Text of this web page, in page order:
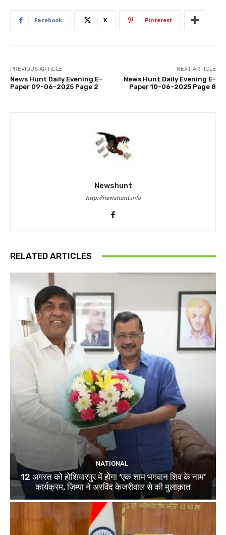
Facebook X Pinterest
PREVIOUS ARTICLE
News Hunt Daily Evening E-
Paper 09-06-2025 Page 2
NEXT ARTICLE
News Hunt Daily Evening E-
Paper 10-06-2025 Page 8
Newshunt
http://newshunt.info
RELATED ARTICLES
NATIONAL
12 अगस्त को होशियारपुर में होगा ‘एक शाम भगवान शिव के नाम’
कार्यक्रम, ज़िम्पा ने अरविंद केजरीवाल से की मुलाक़ात